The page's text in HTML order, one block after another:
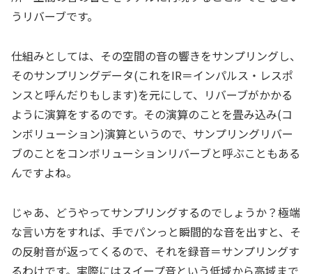
うリバーブです。
仕組みとしては、その空間の音の響きをサンプリングし、
そのサンプリングデータ(これをIR＝インパルス・レスポ
ンスと呼んだりもします)を元にして、リバーブがかかる
ように演算をするのです。その演算のことを畳み込み(コ
ンボリューション)演算というので、サンプリングリバー
ブのことをコンボリューションリバーブと呼ぶこともある
んですよね。
じゃあ、どうやってサンプリングするのでしょうか？極端
な言い方をすれば、手でパンっと瞬間的な音を出すと、そ
の反射音が返ってくるので、それを録音＝サンプリングす
るわけです。実際にはスイープ音という低域から高域まで